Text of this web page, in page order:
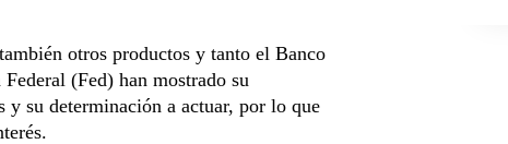
otros productos y tanto el Banco
(Fed) han mostrado su
su determinación a actuar, por lo que